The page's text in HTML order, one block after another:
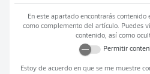
En este apartado encontrarás contenido
como complemento del artículo. Puedes
contenido, así como
Permitir
Estoy de acuerdo en que se me muestre